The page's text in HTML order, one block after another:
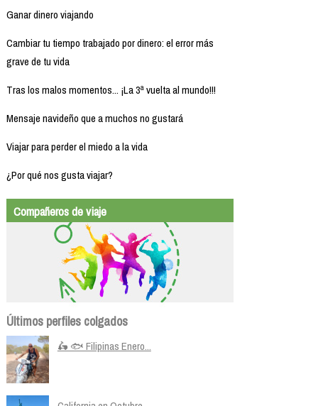
Ganar dinero viajando
Cambiar tu tiempo trabajado por dinero: el error más
grave de tu vida
Tras los malos momentos... ¡La 3ª vuelta al mundo!!!
Mensaje navideño que a muchos no gustará
Viajar para perder el miedo a la vida
¿Por qué nos gusta viajar?
Compañeros de viaje
Últimos perfiles colgados
🛵 🐟 Filipinas Enero...